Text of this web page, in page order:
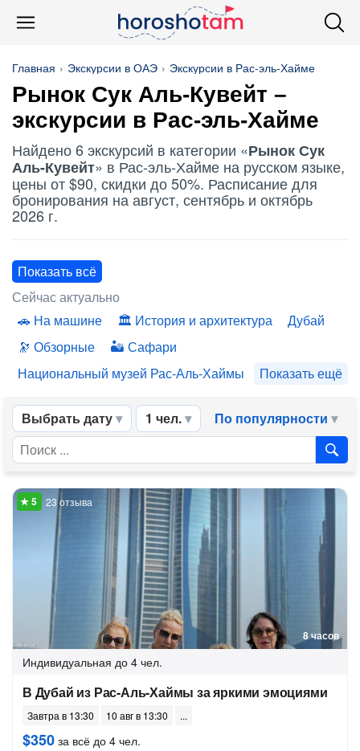
Главная Экскурсии в ОАЭ Экскурсии в Рас-эль-Хайме
Рынок Сук Аль-Кувейт –
экскурсии в Рас-эль-Хайме
Найдено 6 экскурсий в категории «Рынок Сук
Аль-Кувейт» в Рас-эль-Хайме на русском языке,
цены от $90, скидки до 50%. Расписание для
бронирования на август, сентябрь и октябрь
2026 г.
Показать всё
Сейчас актуально
На машине
История и архитектура
Дубай
Обзорные
Сафари
Национальный музей Рас-Аль-Хаймы
Показать ещё
Выбрать дату 1 чел. По популярности
8 часов
23 отзыва
Индивидуальная до 4 чел.
В Дубай из Рас-Аль-Хаймы за яркими эмоциями
Завтра в 13:30 10 авг в 13:30
$350 за всё до 4 чел.